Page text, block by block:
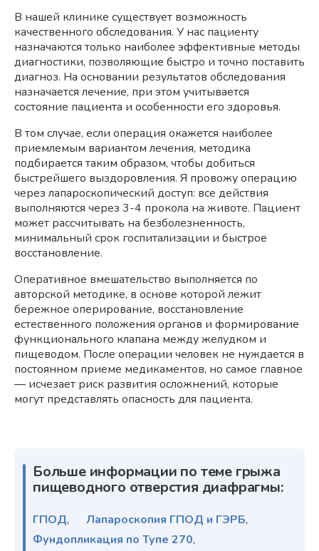
В нашей клинике существует возможность
качественного обследования. У нас пациенту
назначаются только наиболее эффективные методы
диагностики, позволяющие быстро и точно поставить
диагноз. На основании результатов обследования
назначается лечение, при этом учитывается
состояние пациента и особенности его здоровья.
В том случае, если операция окажется наиболее
приемлемым вариантом лечения, методика
подбирается таким образом, чтобы добиться
быстрейшего выздоровления. Я провожу операцию
через лапароскопический доступ: все действия
выполняются через 3-4 прокола на животе. Пациент
может рассчитывать на безболезненность,
минимальный срок госпитализации и быстрое
восстановление.
Оперативное вмешательство выполняется по
авторской методике, в основе которой лежит
бережное оперирование, восстановление
естественного положения органов и формирование
функционального клапана между желудком и
пищеводом. После операции человек не нуждается в
постоянном приеме медикаментов, но самое главное
— исчезает риск развития осложнений, которые
могут представлять опасность для пациента.
Больше информации по теме грыжа
пищеводного отверстия диафрагмы:
ГПОД, Лапароскопия ГПОД и ГЭРБ,
Фундопликация по Тупе 270,